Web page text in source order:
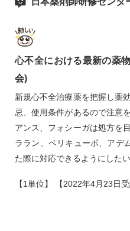
心不全における最新の薬
会)
新規心不全治療薬を把握し薬
忌、使用条件があるので注意
アンス、フォシーガは処方を
ララン、ベリキューボ、アデ
た際に対応できるようにしたい
【1単位】 【2022年4月23日受